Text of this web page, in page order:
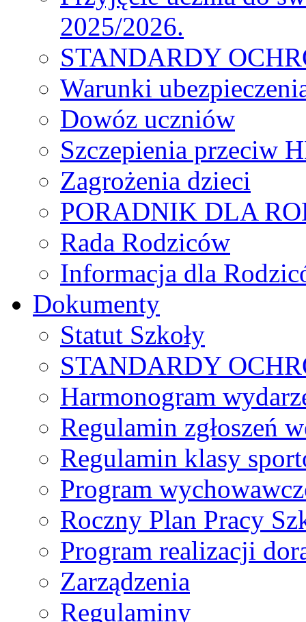
2025/2026.
STANDARDY
Warunki
Dowóz uczniów
Szczepienia przeciw
Zagrożenia dzieci
PORADNIK DLA
Rada Rodziców
Іnformacja dla
Dokumenty
Statut Szkoły
STANDARDY
Harmonogram
Regulamin zgłoszeń
Regulamin klasy
Program
Roczny Plan Pracy
Program realizacji
Zarządzenia
Regulaminy